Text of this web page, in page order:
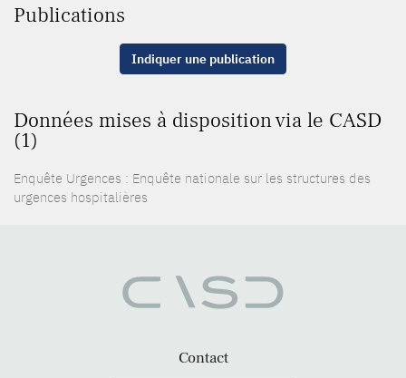
Publications
Indiquer une publication
Données mises à disposition via le CASD
(1)
Enquête Urgences : Enquête nationale sur les structures des
urgences hospitalières
Contact